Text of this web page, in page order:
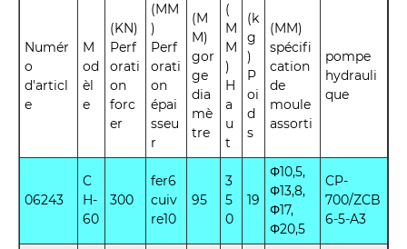
Numér
o
d'articl
e
M
od
èl
e
(KN)
Perf
orati
on
forc
er
(MM
)
Perf
orati
on
épai
sseu
r
(M
M)
gor
ge
dia
mè
tre
(
M
M
)
H
a
u
t
(k
g
)
P
oi
d
s
(MM)
spécifi
cation
de
moule
assorti
pompe
hydrauli
que
06243
C
H-
60
300
fer6
cuiv
re10
95
3
5
0
19
Φ10,5,
Φ13,8,
Φ17,
Φ20,5
CP-
700/ZCB
6-5-A3